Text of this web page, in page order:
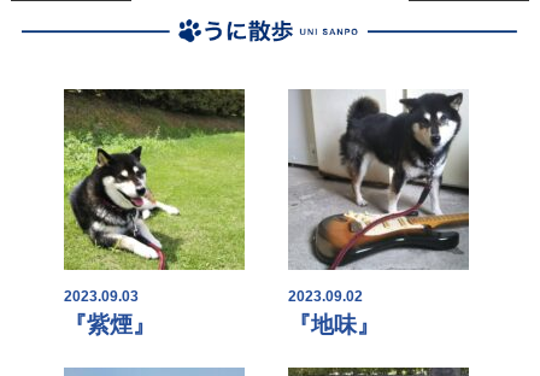
2023.09.03
『紫煙』
2023.09.02
『地味』